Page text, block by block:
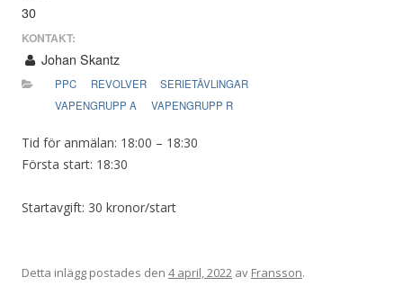
30
KONTAKT:
Johan Skantz
PPC REVOLVER
SERIETÄVLINGAR
VAPENGRUPP A
VAPENGRUPP R
Tid för anmälan: 18:00 – 18:30
Första start: 18:30
Startavgift: 30 kronor/start
Detta inlägg postades den 4 april, 2022 av Fransson.